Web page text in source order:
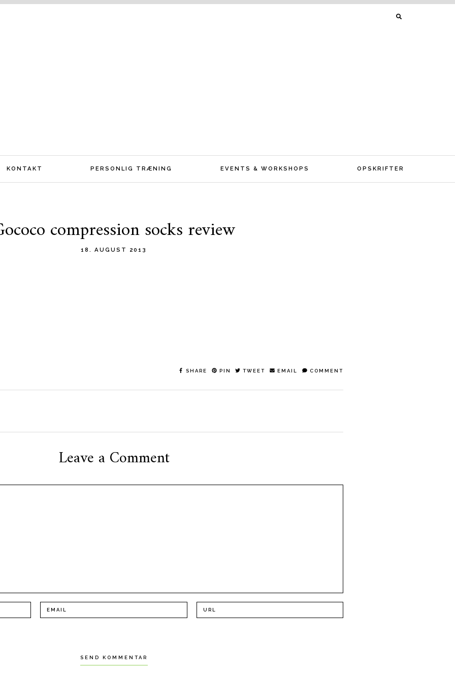
KONTAKT PERSONLIG TRÆNING EVENTS & WORKSHOPS OPSKRIFTER
compression socks review
18. AUGUST 2013
SHARE PIN TWEET EMAIL COMMENT
Leave a Comment